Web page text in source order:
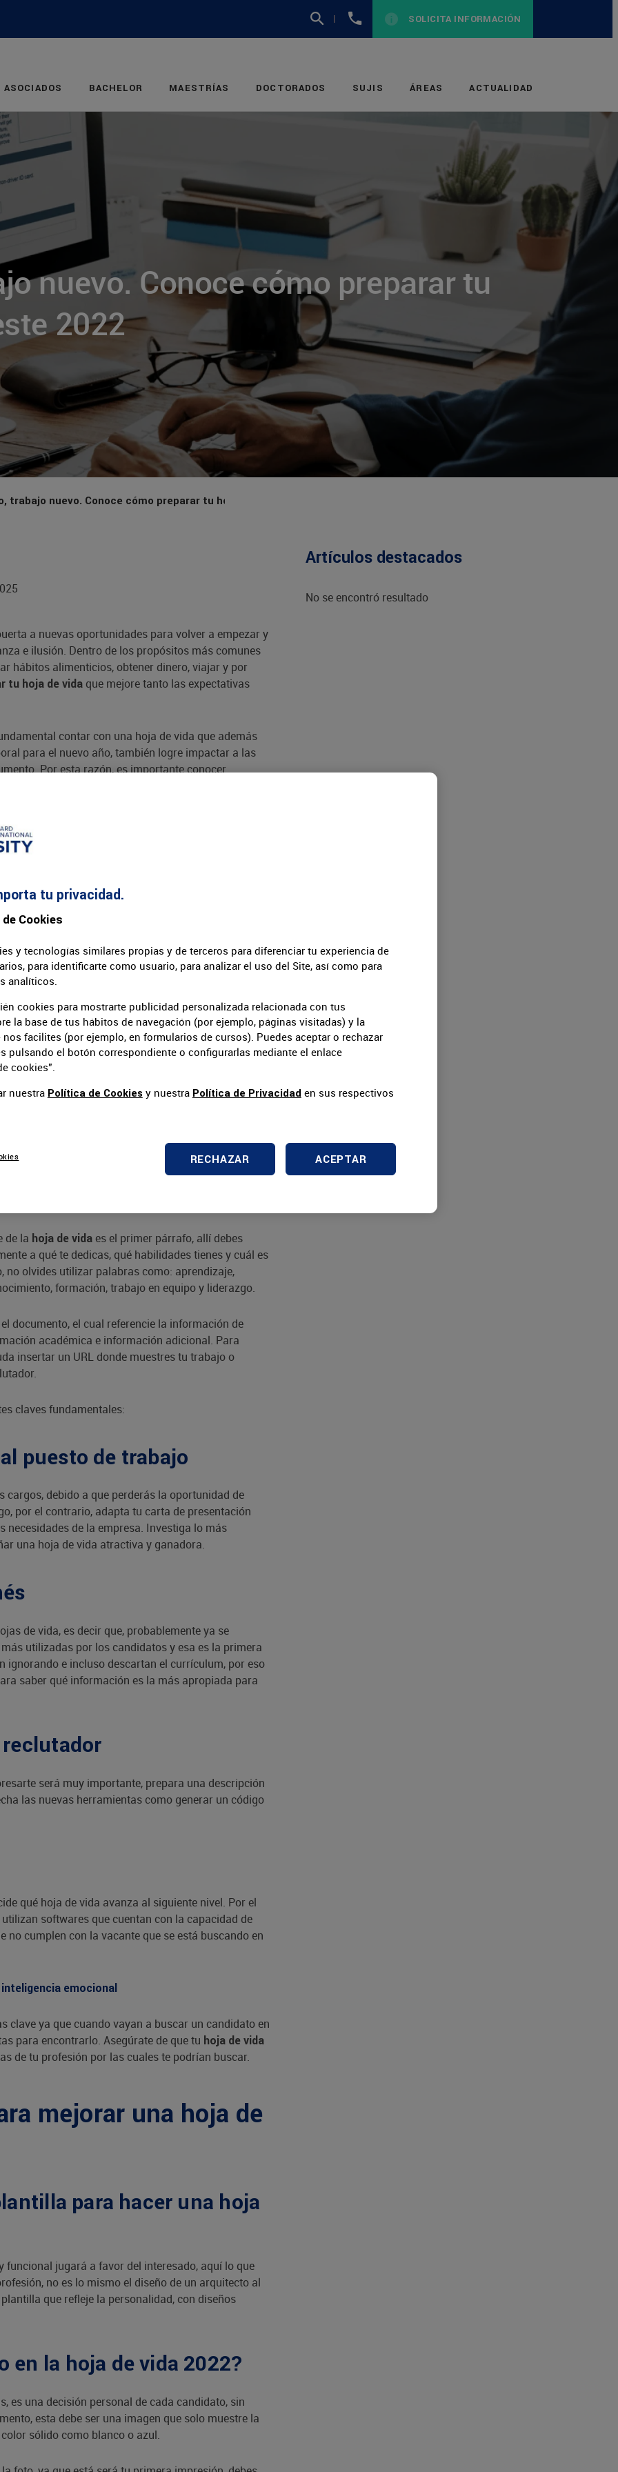
+1
(954)
870-
SOLICITA INFORMACIÓN
ASOCIADOS BACHELOR MAESTRÍAS DOCTORADOS SUJIS ÁREAS ACTUALIDAD
nuevo. Conoce cómo preparar tu
2022
trabajo nuevo. Conoce cómo preparar tu hoja de vida en este 2022
a nuevas oportunidades para volver a empezar y
e ilusión. Dentro de los propósitos más comunes
hábitos alimenticios, obtener dinero, viajar y por
tu hoja de vida que mejore tanto las expectativas
contar con una hoja de vida que además
para el nuevo año, también logre impactar a las
Por esta razón, es importante conocer
de preparar la hoja
así que, al hablar de
aburrido, hoy en día tu currículum debe ser tan
el tiempo estimado que dedica un
necesarias para ocupar la vacante.
te ayudará a alcanzar grandes metas profesionales,
en el mundo laboral. Por lo tanto, al ser la carta de
importante y ser concreto, evitar el uso de adjetivos,
que ayudará a complementar tu perfil.
a la hora de
ante las nuevas
de la hoja de vida es el primer párrafo, allí debes
a qué te dedicas, qué habilidades tienes y cuál es
olvides utilizar palabras como: aprendizaje,
formación, trabajo en equipo y liderazgo.
documento, el cual referencie la información de
académica e información adicional. Para
insertar un URL donde muestres tu trabajo o
claves fundamentales:
puesto de trabajo
debido a que perderás la oportunidad de
por el contrario, adapta tu carta de presentación
necesidades de la empresa. Investiga lo más
una hoja de vida atractiva y ganadora.
de vida, es decir que, probablemente ya se
utilizadas por los candidatos y esa es la primera
ignorando e incluso descartan el currículum, por eso
saber qué información es la más apropiada para
será muy importante, prepara una descripción
las nuevas herramientas como generar un código
qué hoja de vida avanza al siguiente nivel. Por el
softwares que cuentan con la capacidad de
cumplen con la vacante que se está buscando en
emocional
clave ya que cuando vayan a buscar un candidato en
para encontrarlo. Asegúrate de que tu hoja de vida
de tu profesión por las cuales te podrían buscar.
mejorar una hoja de
para hacer una hoja
funcional jugará a favor del interesado, aquí lo que
no es lo mismo el diseño de un arquitecto al
que refleje la personalidad, con diseños
en la hoja de vida 2022?
es una decisión personal de cada candidato, sin
esta debe ser una imagen que solo muestre la
sólido como blanco o azul.
Artículos destacados
No se encontró resultado
tu privacidad.
Cookies
y tecnologías similares propias y de terceros para diferenciar tu experiencia de
para identificarte como usuario, para analizar el uso del Site, así como para
analíticos.
cookies para mostrarte publicidad personalizada relacionada con tus
la base de tus hábitos de navegación (por ejemplo, páginas visitadas) y la
facilites (por ejemplo, en formularios de cursos). Puedes aceptar o rechazar
pulsando el botón correspondiente o configurarlas mediante el enlace
cookies”.
nuestra Política de Cookies y nuestra Política de Privacidad en sus respectivos
RECHAZAR ACEPTAR